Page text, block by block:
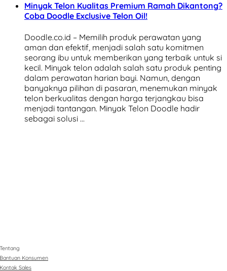
Minyak Telon Kualitas Premium Ramah Dikantong?
Coba Doodle Exclusive Telon Oil!
Doodle.co.id – Memilih produk perawatan yang
aman dan efektif, menjadi salah satu komitmen
seorang ibu untuk memberikan yang terbaik untuk si
kecil. Minyak telon adalah salah satu produk penting
dalam perawatan harian bayi. Namun, dengan
banyaknya pilihan di pasaran, menemukan minyak
telon berkualitas dengan harga terjangkau bisa
menjadi tantangan. Minyak Telon Doodle hadir
sebagai solusi …
Tentang
Bantuan Konsumen
Kontak Sales